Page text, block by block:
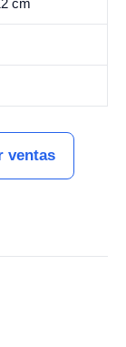
cm
ventas